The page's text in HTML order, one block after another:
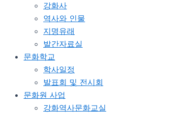
강화사
역사와 인물
지명유래
발간자료실
문화학교
학사일정
발표회 및 전시회
문화원 사업
강화역사문화교실